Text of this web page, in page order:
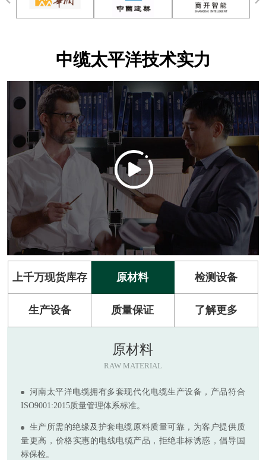
中缆太平洋技术实力
上千万现货库存 原材料 检测设备
生产设备 质量保证 了解更多
原材料
RAW MATERIAL
河南太平洋电缆拥有多套现代化电缆生产设备，产品符合
ISO9001:2015质量管理体系标准。
生产所需的绝缘及护套电缆原料质量可靠，为客户提供质
量更高，价格实惠的电线电缆产品，拒绝非标诱惑，倡导国
标保检。